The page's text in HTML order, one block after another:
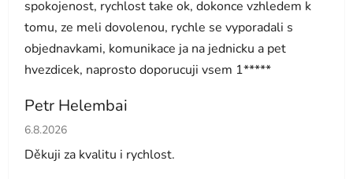
spokojenost, rychlost take ok, dokonce vzhledem k
tomu, ze meli dovolenou, rychle se vyporadali s
objednavkami, komunikace ja na jednicku a pet
hvezdicek, naprosto doporucuji vsem 1*****
Petr Helembai
Hodnocení obchodu je 5 z 5 hvězdiček.
6.8.2026
Děkuji za kvalitu i rychlost.